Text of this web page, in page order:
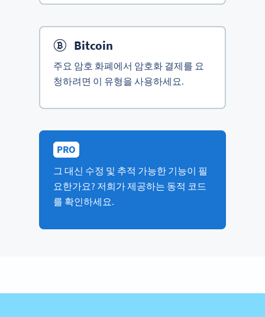
Bitcoin
주요 암호 화폐에서 암호화 결제를 요
청하려면 이 유형을 사용하세요.
PRO
그 대신 수정 및 추적 가능한 기능이 필
요한가요? 저희가 제공하는 동적 코드
를 확인하세요.